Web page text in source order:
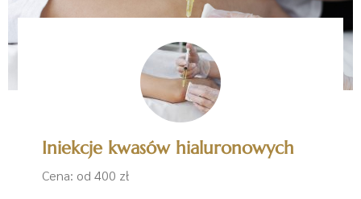
Iniekcje kwasów hialuronowych
Cena: od 400 zł